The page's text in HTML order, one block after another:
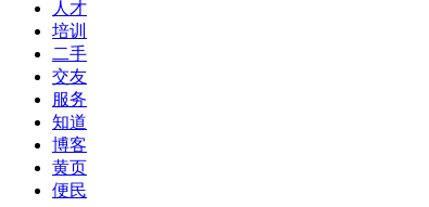
人才
培训
二手
交友
服务
知道
博客
黄页
便民